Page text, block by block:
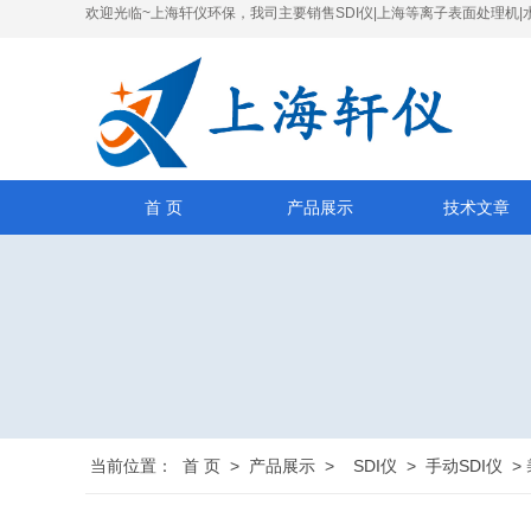
欢迎光临~上海轩仪环保，我司主要销售SDI仪|上海等离子表面处理机|
首 页 产品展示 技术文章
当前位置： 首 页 > 产品展示 > SDI仪 > 手动SDI仪 >